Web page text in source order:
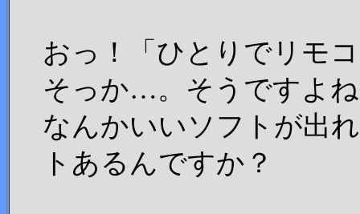
おっ！「ひとりでリモ
そっか…。そうですよ
なんかいいソフトが出
トあるんですか？